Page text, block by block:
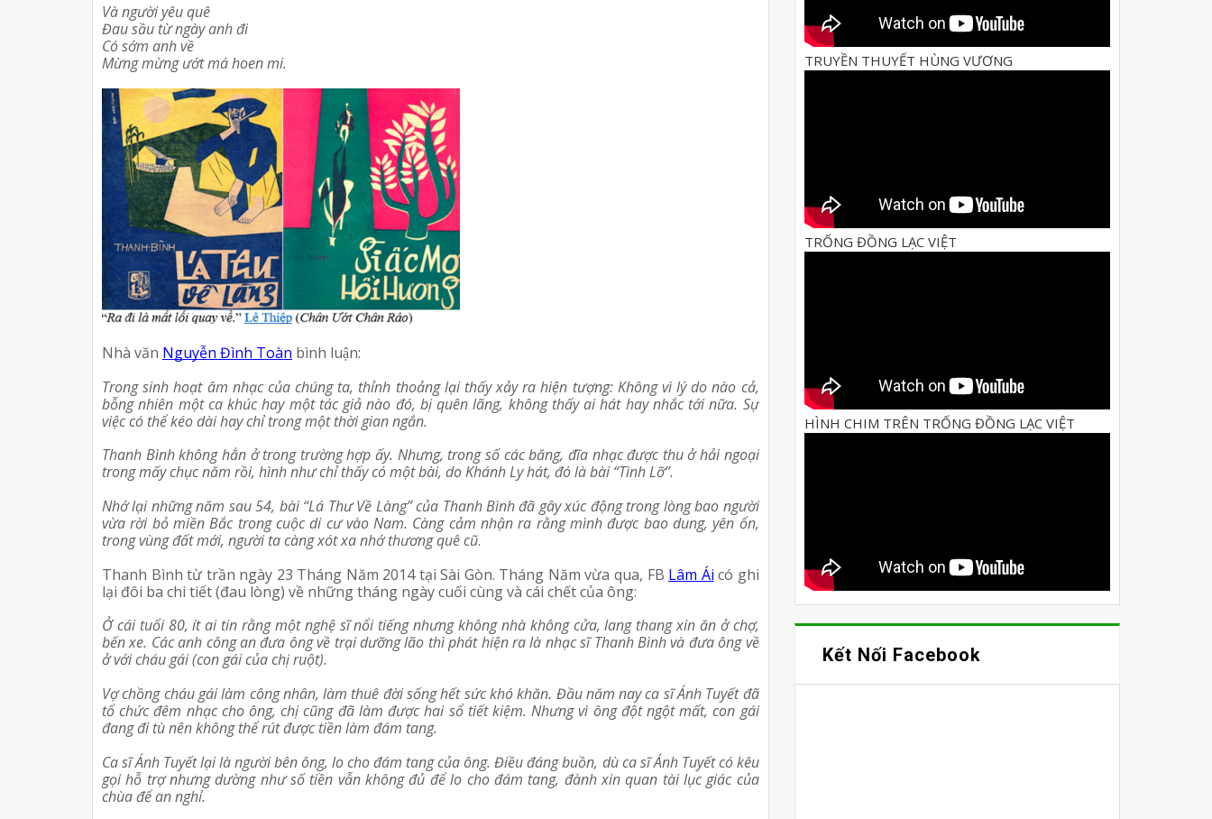
Và người yêu quê
Đau sầu từ ngày anh đi
Có sớm anh về
Mừng mừng ướt má hoen mi.
Nhà văn Nguyễn Đình Toàn bình luận:
Trong sinh hoạt âm nhạc của chúng ta, thỉnh thoảng lại thấy xảy ra hiện tượng: Không vì lý do nào cả,
bỗng nhiên một ca khúc hay một tác giả nào đó, bị quên lãng, không thấy ai hát hay nhắc tới nữa. Sự
việc có thể kéo dài hay chỉ trong một thời gian ngắn.
Thanh Bình không hẳn ở trong trường hợp ấy. Nhưng, trong số các băng, đĩa nhạc được thu ở hải ngoại
trong mấy chục năm rồi, hình như chỉ thấy có một bài, do Khánh Ly hát, đó là bài “Tình Lỡ”.
Nhớ lại những năm sau 54, bài “Lá Thư Về Làng” của Thanh Bình đã gây xúc động trong lòng bao người
vừa rời bỏ miền Bắc trong cuộc di cư vào Nam. Càng cảm nhận ra rằng mình được bao dung, yên ổn,
trong vùng đất mới, người ta càng xót xa nhớ thương quê cũ.
Thanh Bình từ trần ngày 23 Tháng Năm 2014 tại Sài Gòn. Tháng Năm vừa qua, FB Lâm Ái có ghi
lại đôi ba chi tiết (đau lòng) về những tháng ngày cuối cùng và cái chết của ông:
Ở cái tuổi 80, ít ai tin rằng một nghệ sĩ nổi tiếng nhưng không nhà không cửa, lang thang xin ăn ở chợ,
bến xe. Các anh công an đưa ông về trại dưỡng lão thì phát hiện ra là nhạc sĩ Thanh Bình và đưa ông về
ở với cháu gái (con gái của chị ruột).
Vợ chồng cháu gái làm công nhân, làm thuê đời sống hết sức khó khăn. Đầu năm nay ca sĩ Ánh Tuyết đã
tổ chức đêm nhạc cho ông, chị cũng đã làm được hai sổ tiết kiệm. Nhưng vì ông đột ngột mất, con gái
đang đi tù nên không thể rút được tiền làm đám tang.
Ca sĩ Ánh Tuyết lại là người bên ông, lo cho đám tang của ông. Điều đáng buồn, dù ca sĩ Ánh Tuyết có kêu
gọi hỗ trợ nhưng dường như số tiền vẫn không đủ để lo cho đám tang, đành xin quan tài lục giác của
chùa để an nghỉ.
TRUYỀN THUYẾT HÙNG VƯƠNG
TRỐNG ĐỒNG LẠC VIỆT
HÌNH CHIM TRÊN TRỐNG ĐỒNG LẠC VIỆT
Kết Nối Facebook